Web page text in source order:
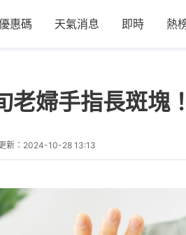
惠碼 天氣消息 即時 熱
老婦手指長斑
新： 2024-10-28 13:13